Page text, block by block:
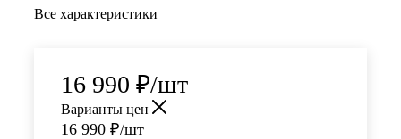
Все характеристики
16 990 ₽/шт
Варианты цен
16 990 ₽/шт